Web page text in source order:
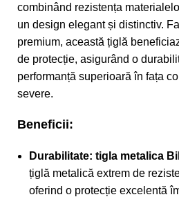
combinând rezistența
un design elegant și distinctiv.
premium, această țiglă
de protecție, asigurând o
performanță superioară în fața
severe.
Beneficii:
Durabilitate: tigla metalica
țiglă metalică extrem de
oferind o protecție excelentă